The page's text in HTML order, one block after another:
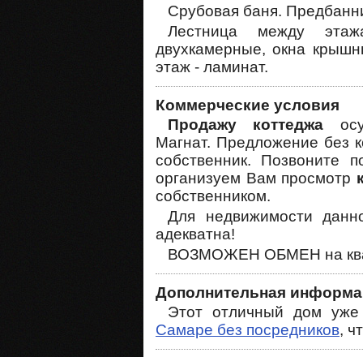
Срубовая баня.
Лестница между
двухкамерные, окна
этаж - ламинат.
Коммерческие условия
Продажу коттеджа
Магнат. Предложение без
собственник.
организуем Вам просмотр
собственником.
Для недвижимости
адекватна!
ВОЗМОЖЕН ОБМЕН на
Дополнительная
Этот отличный дом
Самаре без посредников,